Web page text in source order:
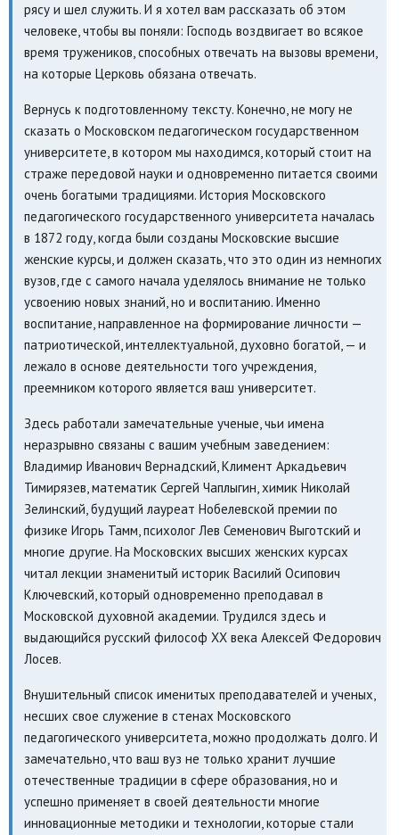
рясу и шел служить. И я хотел вам рассказать об этом
человеке, чтобы вы поняли: Господь воздвигает во всякое
время тружеников, способных отвечать на вызовы времени,
на которые Церковь обязана отвечать.
Вернусь к подготовленному тексту. Конечно, не могу не
сказать о Московском педагогическом государственном
университете, в котором мы находимся, который стоит на
страже передовой науки и одновременно питается своими
очень богатыми традициями. История Московского
педагогического государственного университета началась
в 1872 году, когда были созданы Московские высшие
женские курсы, и должен сказать, что это один из немногих
вузов, где с самого начала уделялось внимание не только
усвоению новых знаний, но и воспитанию. Именно
воспитание, направленное на формирование личности —
патриотической, интеллектуальной, духовно богатой, — и
лежало в основе деятельности того учреждения,
преемником которого является ваш университет.
Здесь работали замечательные ученые, чьи имена
неразрывно связаны с вашим учебным заведением:
Владимир Иванович Вернадский, Климент Аркадьевич
Тимирязев, математик Сергей Чаплыгин, химик Николай
Зелинский, будущий лауреат Нобелевской премии по
физике Игорь Тамм, психолог Лев Семенович Выготский и
многие другие. На Московских высших женских курсах
читал лекции знаменитый историк Василий Осипович
Ключевский, который одновременно преподавал в
Московской духовной академии. Трудился здесь и
выдающийся русский философ XX века Алексей Федорович
Лосев.
Внушительный список именитых преподавателей и ученых,
несших свое служение в стенах Московского
педагогического университета, можно продолжать долго. И
замечательно, что ваш вуз не только хранит лучшие
отечественные традиции в сфере образования, но и
успешно применяет в своей деятельности многие
инновационные методики и технологии, которые стали